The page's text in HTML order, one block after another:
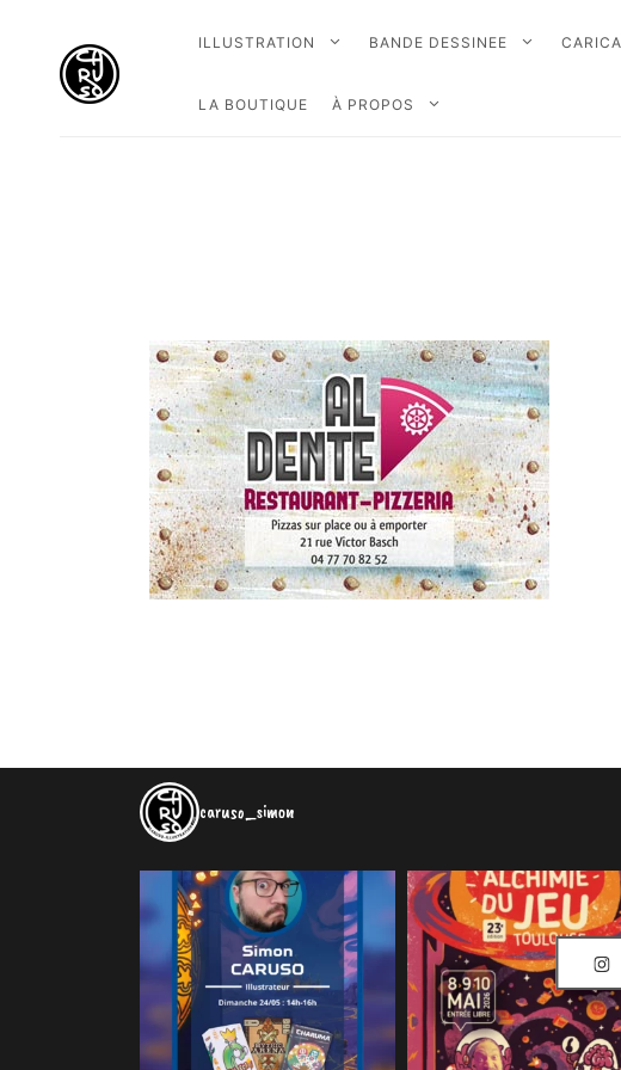
ILLUSTRATION BANDE DESSINEE
LA BOUTIQUE À PROPOS
caruso_simon